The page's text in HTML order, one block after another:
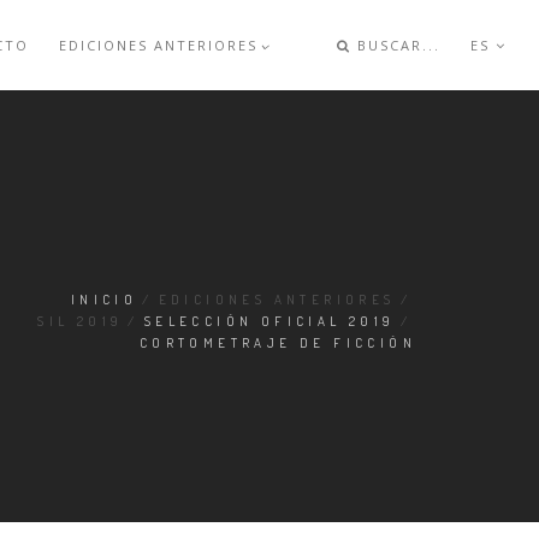
BUSCAR... ES
EDICIONES ANTERIORES
INICIO / EDICIONES ANTERIORES
/
SIL 2019
/ SELECCIÓN OFICIAL 2019
/
CORTOMETRAJE DE FICCIÓN